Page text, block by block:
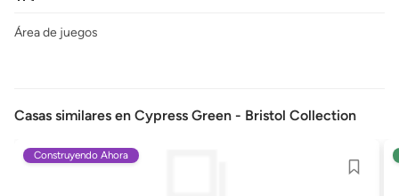
Área de juegos
Casas similares en Cypress Green - Bristol Collection
Construyendo Ahora